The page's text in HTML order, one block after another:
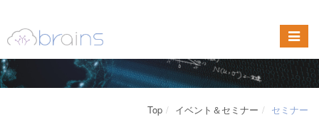
Top イベント＆セミナー セミナー